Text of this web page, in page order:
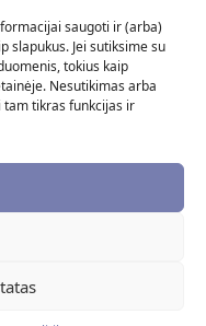
saugoti ir (arba)
slapukus. Jei sutiksime su
tokius kaip
Nesutikimas arba
tikras funkcijas ir
Adomo Brako